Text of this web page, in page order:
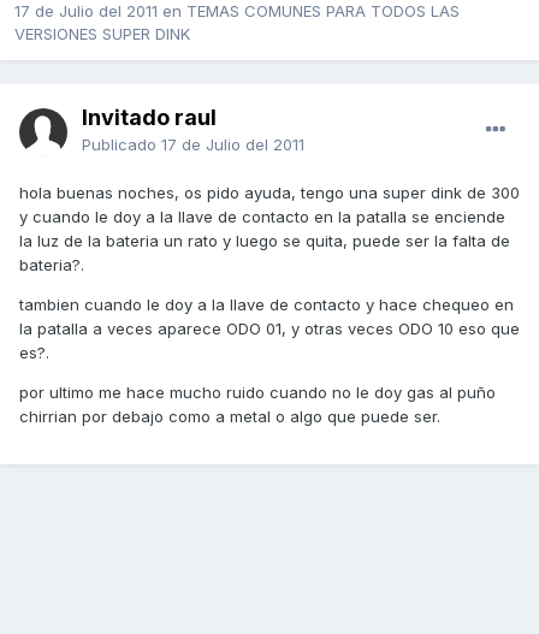
17 de Julio del 2011 en TEMAS COMUNES PARA TODOS LAS
VERSIONES SUPER DINK
Invitado raul
Publicado 17 de Julio del 2011
hola buenas noches, os pido ayuda, tengo una super dink de 300
y cuando le doy a la llave de contacto en la patalla se enciende
la luz de la bateria un rato y luego se quita, puede ser la falta de
bateria?.
tambien cuando le doy a la llave de contacto y hace chequeo en
la patalla a veces aparece ODO 01, y otras veces ODO 10 eso que
es?.
por ultimo me hace mucho ruido cuando no le doy gas al puño
chirrian por debajo como a metal o algo que puede ser.